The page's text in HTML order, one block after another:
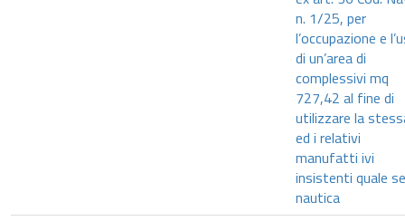
n. 1/25, per
l’occupazione e
di un’area di
complessivi mq
727,42 al fine di
utilizzare la
ed i relativi
manufatti ivi
insistenti quale
nautica